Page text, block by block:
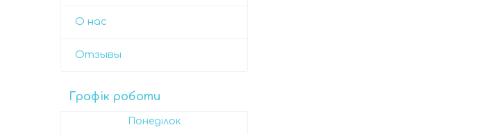
О нас
Отзывы
Графік роботи
Понеділок